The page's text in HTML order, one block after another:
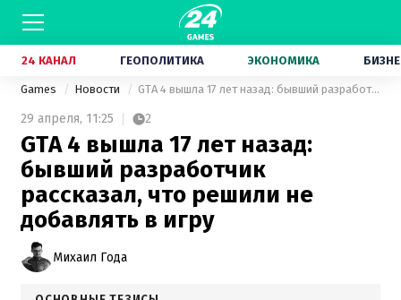
24 КАНАЛ ГЕОПОЛИТИКА ЭКОНОМИКА
Games Новости GTA 4 вышла 17 лет назад: бывший разработчик рассказал, что решили не добавлять в игру
29 апреля, 11:25 2
GTA 4 вышла 17 лет назад:
бывший разработчик
рассказал, что решили не
добавлять в игру
Михаил Года